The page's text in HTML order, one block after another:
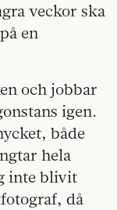
veckor ska
en
och jobbar
igen.
både
hela
inte blivit
då